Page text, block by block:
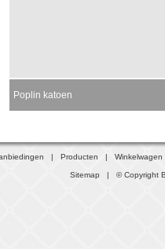
Poplin katoen
|Producten |Winkelwagen
Sitemap | © Copyright